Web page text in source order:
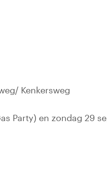
Kenkersweg
Party) en zondag 29
website)